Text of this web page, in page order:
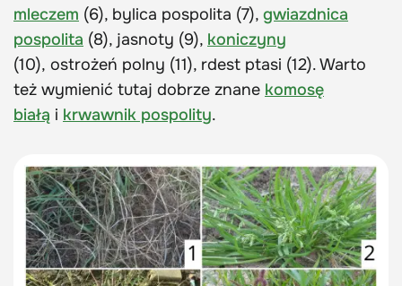
mleczem (6), bylica pospolita (7), gwiazdnica
pospolita (8), jasnoty (9), koniczyny
(10), ostrożeń polny (11), rdest ptasi (12). Warto
też wymienić tutaj dobrze znane komosę
białą i krwawnik pospolity.